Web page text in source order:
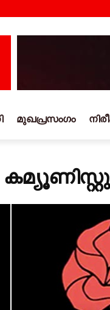
മുഖപ്രസംഗം